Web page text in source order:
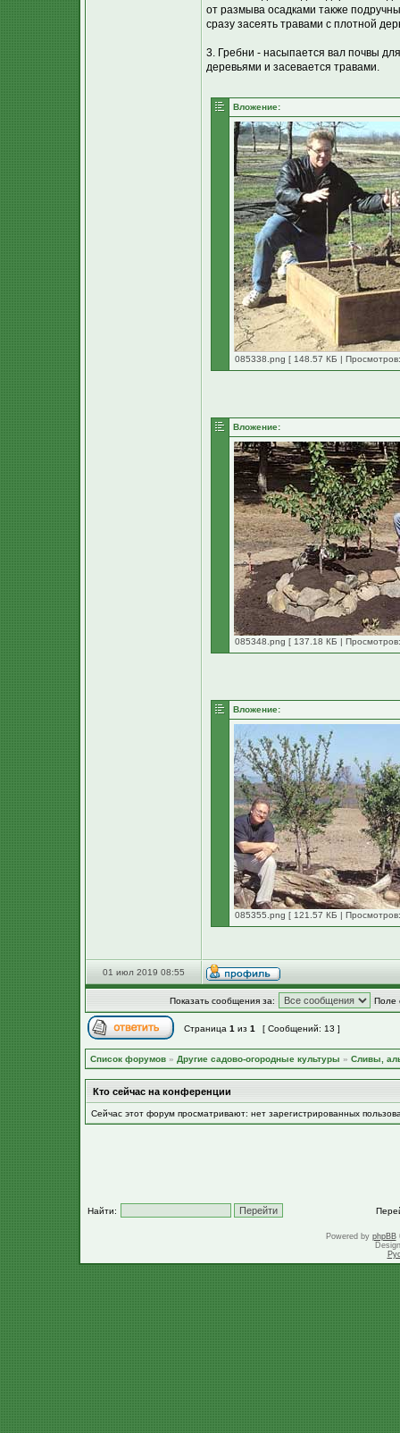
от размыва осадками также
сразу засеять травами с плотной
3. Гребни - насыпается вал почвы
деревьями и засевается травами.
Вложение:
085338.png [ 148.57 КБ |
Вложение:
085348.png [ 137.18 КБ |
Вложение:
085355.png [ 121.57 КБ |
01 июл 2019 08:55
Показать сообщения за: Поле
Страница 1 из 1 [ Сообщений: 13 ]
Список форумов » Другие садово-огородные культуры » Сливы,
Кто сейчас на конференции
Сейчас этот форум просматривают: нет зарегистрированных
Найти:
Powered by phpBB